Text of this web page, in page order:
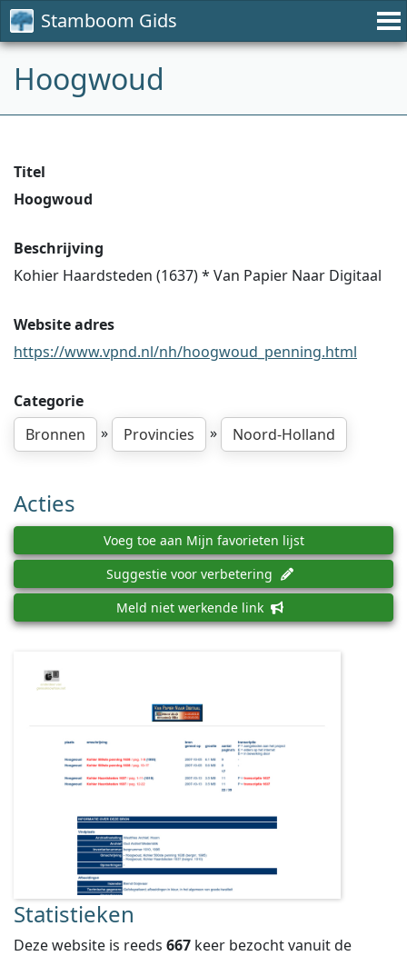
Stamboom Gids
Hoogwoud
Titel
Hoogwoud
Beschrijving
Kohier Haardsteden (1637) * Van Papier Naar Digitaal
Website adres
https://www.vpnd.nl/nh/hoogwoud_penning.html
Categorie
Bronnen
» Provincies » Noord-Holland
Acties
Voeg toe aan Mijn favorieten lijst
Suggestie voor verbetering
Meld niet werkende link
Statistieken
Deze website is reeds 667 keer bezocht vanuit de